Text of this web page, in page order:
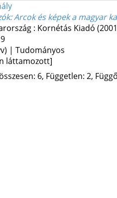
: Arcok és képek a magyar
: Kornétás Kiadó
| Tudományos
láttamozott]
6, Független: 2,